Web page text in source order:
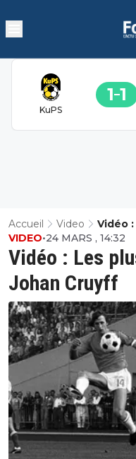
KuPS
1 1
Accueil Video
Vidéo
Cruyff
Vidéo : Les
Johan Cruyff
VIDEO•24 MARS , 14:32